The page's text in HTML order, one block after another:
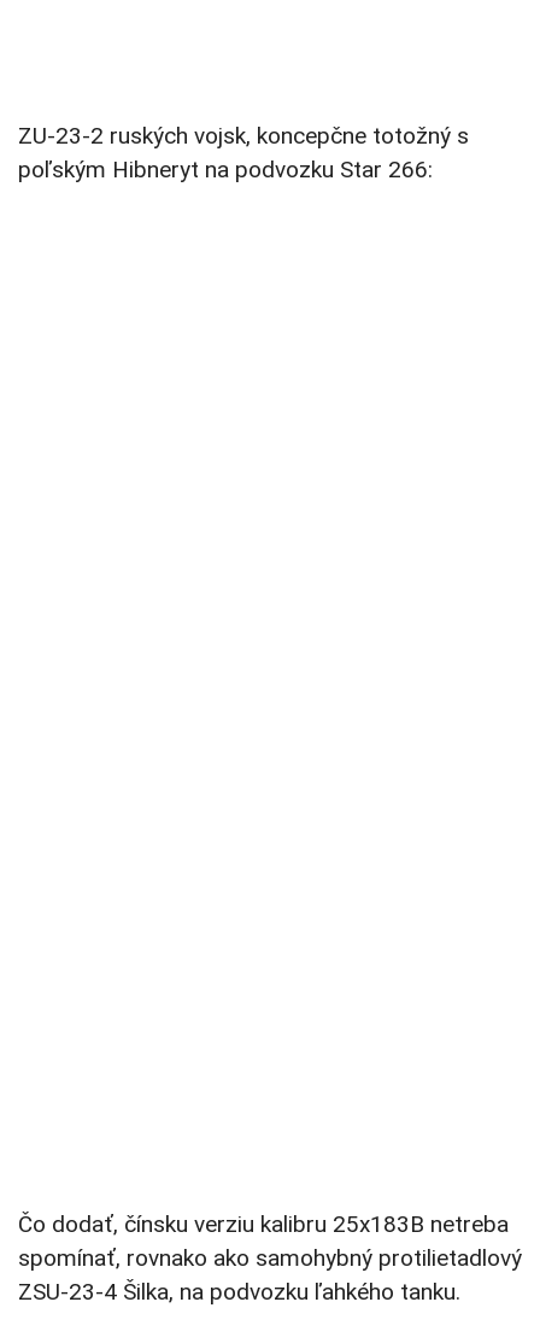
ZU-23-2 ruských vojsk, koncepčne totožný s
poľským Hibneryt na podvozku Star 266:
Čo dodať, čínsku verziu kalibru 25x183B netreba
spomínať, rovnako ako samohybný protilietadlový
ZSU-23-4 Šilka, na podvozku ľahkého tanku.